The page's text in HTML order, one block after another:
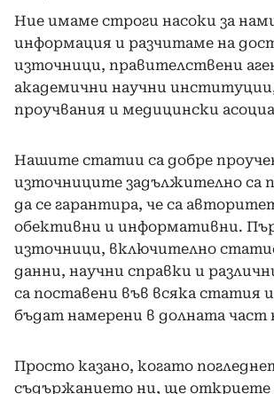
Ние имаме строги насоки за
информация и разчитаме на
източници, правителствени
академични научни
проучвания и медицински
Нашите статии са добре
източниците задължително са
да се гарантира, че са
обективни и информативни.
източници, включително
данни, научни справки и
са поставени във всяка статия
бъдат намерени в долната
Просто казано, когато
съдържанието ни, ще